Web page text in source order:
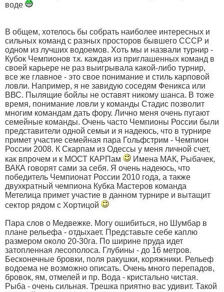
воде
В общем, хотелось бы собрать наиболее интересных и
сильных команд с разных просторов бывшего СССР и
одном из лучших водоемов. Хоть мы и назвали турнир -
Кубок Чемпионов т.к. каждая из приглашенных команд в
своей карьере не раз выигрывала какой-либо турнир,
все же главное - это свое понимание и стиль карповой
ловли. Например, я не завидую соседям Феникса или
ВВС. Пылящие бойлы не оставят никому шанса. В тоже
время, понимание ловли у команды Стадис позволит
многим командам дать фору. Лично меня очень пугают
семейные команды. Очень часто Чемпионы России были
представители одной семьи и я надеюсь, что в турнире
примет участие семейная пара Гольфстрим - Чемпион
России 2008. К Скарпам из Одессы у меня личной счет,
как впрочем и к МОСТ КАРПам
Имена МАК, Рыбачек,
ВАКА говорят сами за себя. Я очень надеюсь, что
победитель Чемпионат России 2010 года, а также
двухкратный чемпиона Кубка Мастеров команда
Метелица примет участие в данном турнире и вытащит
сектор рядом с Хортицой
Пара слов о Медвежке. Могу ошибиться, но Шумбар в
плане рельефа - отдыхает. Представьте себе каплю
размером около 20-30га. По ширине пруда идет
затопленная лесополоса. Глубины - до 16 метров.
Бесконечные бровки, поля ракушки, коряжники. Рельеф
водоема не возможно описать. Очень много перепадов,
бровок, ям, отмелей и пр. Вода - кристально чистая.
Рыба - очень сильная. Трешка приятно вас удивит. Такой